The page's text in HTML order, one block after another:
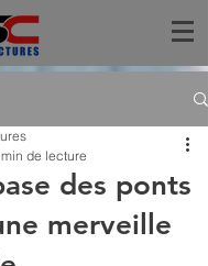
des ponts
merveille
de lecture